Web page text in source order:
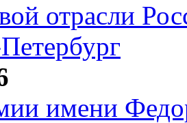
отрасли
имени